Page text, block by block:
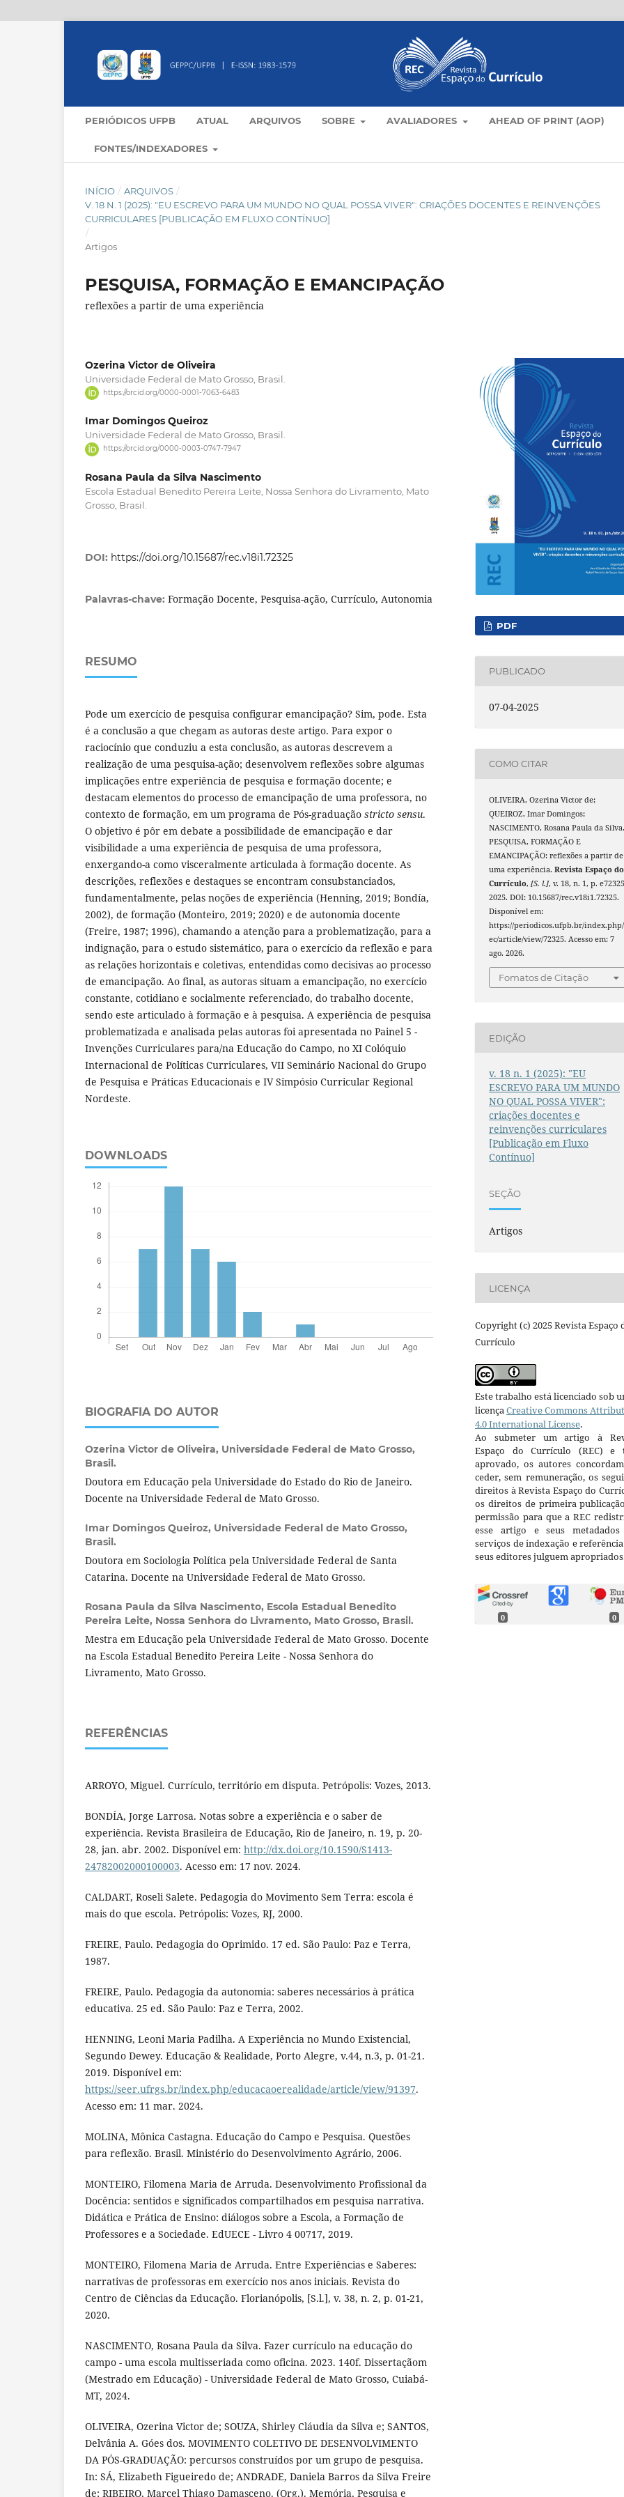
PERIÓDICOS UFPB ATUAL ARQUIVOS SOBRE AVALIADORES AHEAD OF PRINT (AOP)
FONTES/INDEXADORES
INÍCIO / ARQUIVOS /
V. 18 N. 1 (2025): "EU ESCREVO PARA UM MUNDO NO QUAL POSSA VIVER": CRIAÇÕES DOCENTES E REINVENÇÕES
CURRICULARES [PUBLICAÇÃO EM FLUXO CONTÍNUO]
/
Artigos
PESQUISA, FORMAÇÃO E EMANCIPAÇÃO
reflexões a partir de uma experiência
Ozerina Victor de Oliveira
Universidade Federal de Mato Grosso, Brasil.
https://orcid.org/0000-0001-7063-6483
Imar Domingos Queiroz
Universidade Federal de Mato Grosso, Brasil.
https://orcid.org/0000-0003-0747-7947
Rosana Paula da Silva Nascimento
Escola Estadual Benedito Pereira Leite, Nossa Senhora do Livramento, Mato
Grosso, Brasil.
DOI: https://doi.org/10.15687/rec.v18i1.72325
Palavras-chave: Formação Docente, Pesquisa-ação, Currículo, Autonomia
RESUMO
Pode um exercício de pesquisa configurar emancipação? Sim, pode. Esta
é a conclusão a que chegam as autoras deste artigo. Para expor o
raciocínio que conduziu a esta conclusão, as autoras descrevem a
realização de uma pesquisa-ação; desenvolvem reflexões sobre algumas
implicações entre experiência de pesquisa e formação docente; e
destacam elementos do processo de emancipação de uma professora, no
contexto de formação, em um programa de Pós-graduação stricto sensu.
O objetivo é pôr em debate a possibilidade de emancipação e dar
visibilidade a uma experiência de pesquisa de uma professora,
enxergando-a como visceralmente articulada à formação docente. As
descrições, reflexões e destaques se encontram consubstanciados,
fundamentalmente, pelas noções de experiência (Henning, 2019; Bondía,
2002), de formação (Monteiro, 2019; 2020) e de autonomia docente
(Freire, 1987; 1996), chamando a atenção para a problematização, para a
indignação, para o estudo sistemático, para o exercício da reflexão e para
as relações horizontais e coletivas, entendidas como decisivas ao processo
de emancipação. Ao final, as autoras situam a emancipação, no exercício
constante, cotidiano e socialmente referenciado, do trabalho docente,
sendo este articulado à formação e à pesquisa. A experiência de pesquisa
problematizada e analisada pelas autoras foi apresentada no Painel 5 -
Invenções Curriculares para/na Educação do Campo, no XI Colóquio
Internacional de Políticas Curriculares, VII Seminário Nacional do Grupo
de Pesquisa e Práticas Educacionais e IV Simpósio Curricular Regional
Nordeste.
DOWNLOADS
BIOGRAFIA DO AUTOR
Ozerina Victor de Oliveira, Universidade Federal de Mato Grosso,
Brasil.
Doutora em Educação pela Universidade do Estado do Rio de Janeiro.
Docente na Universidade Federal de Mato Grosso.
Imar Domingos Queiroz, Universidade Federal de Mato Grosso,
Brasil.
Doutora em Sociologia Política pela Universidade Federal de Santa
Catarina. Docente na Universidade Federal de Mato Grosso.
Rosana Paula da Silva Nascimento, Escola Estadual Benedito
Pereira Leite, Nossa Senhora do Livramento, Mato Grosso, Brasil.
Mestra em Educação pela Universidade Federal de Mato Grosso. Docente
na Escola Estadual Benedito Pereira Leite - Nossa Senhora do
Livramento, Mato Grosso.
REFERÊNCIAS
ARROYO, Miguel. Currículo, território em disputa. Petrópolis: Vozes, 2013.
BONDÍA, Jorge Larrosa. Notas sobre a experiência e o saber de
experiência. Revista Brasileira de Educação, Rio de Janeiro, n. 19, p. 20-
28, jan. abr. 2002. Disponível em: http://dx.doi.org/10.1590/S1413-
24782002000100003. Acesso em: 17 nov. 2024.
CALDART, Roseli Salete. Pedagogia do Movimento Sem Terra: escola é
mais do que escola. Petrópolis: Vozes, RJ, 2000.
FREIRE, Paulo. Pedagogia do Oprimido. 17 ed. São Paulo: Paz e Terra,
1987.
FREIRE, Paulo. Pedagogia da autonomia: saberes necessários à prática
educativa. 25 ed. São Paulo: Paz e Terra, 2002.
HENNING, Leoni Maria Padilha. A Experiência no Mundo Existencial,
Segundo Dewey. Educação & Realidade, Porto Alegre, v.44, n.3, p. 01-21.
2019. Disponível em:
https://seer.ufrgs.br/index.php/educacaoerealidade/article/view/91397.
Acesso em: 11 mar. 2024.
MOLINA, Mônica Castagna. Educação do Campo e Pesquisa. Questões
para reflexão. Brasil. Ministério do Desenvolvimento Agrário, 2006.
MONTEIRO, Filomena Maria de Arruda. Desenvolvimento Profissional da
Docência: sentidos e significados compartilhados em pesquisa narrativa.
Didática e Prática de Ensino: diálogos sobre a Escola, a Formação de
Professores e a Sociedade. EdUECE - Livro 4 00717, 2019.
MONTEIRO, Filomena Maria de Arruda. Entre Experiências e Saberes:
narrativas de professoras em exercício nos anos iniciais. Revista do
Centro de Ciências da Educação. Florianópolis, [S.l.], v. 38, n. 2, p. 01-21,
2020.
NASCIMENTO, Rosana Paula da Silva. Fazer currículo na educação do
campo - uma escola multisseriada como oficina. 2023. 140f. Dissertaçãom
(Mestrado em Educação) - Universidade Federal de Mato Grosso, Cuiabá-
MT, 2024.
OLIVEIRA, Ozerina Victor de; SOUZA, Shirley Cláudia da Silva e; SANTOS,
Delvânia A. Góes dos. MOVIMENTO COLETIVO DE DESENVOLVIMENTO
DA PÓS-GRADUAÇÃO: percursos construídos por um grupo de pesquisa.
In: SÁ, Elizabeth Figueiredo de; ANDRADE, Daniela Barros da Silva Freire
de; RIBEIRO, Marcel Thiago Damasceno. (Org.). Memória, Pesquisa e
PDF
PUBLICADO
07-04-2025
COMO CITAR
OLIVEIRA, Ozerina Victor de;
QUEIROZ, Imar Domingos;
NASCIMENTO, Rosana Paula da Silva.
PESQUISA, FORMAÇÃO E
EMANCIPAÇÃO: reflexões a partir de
uma experiência.Revista Espaço do
Currículo,[S. l.], v. 18, n. 1, p.
2025. DOI: 10.15687/rec.v18i1.72325.
Disponível em:
https://periodicos.ufpb.br/
ec/article/view/72325. Acesso em: 7
ago. 2026.
Fomatos de Citação
EDIÇÃO
v. 18 n. 1 (2025): "EU
ESCREVO PARA UM MUNDO
NO QUAL POSSA VIVER":
criações docentes e
reinvenções curriculares
[Publicação em Fluxo
Contínuo]
SEÇÃO
Artigos
LICENÇA
Copyright (c) 2025 Revista Espaço
Currículo
Este trabalho está licenciado sob
licençaCreative Commons
4.0 International License.
Ao submeter um artigo à
Espaço do Currículo (REC) e
aprovado, os autores
ceder, sem remuneração, os
direitos à Revista Espaço do
os direitos de primeira
permissão para que a REC
esse artigo e seus metadados
serviços de indexação e
seus editores julguem
0 0